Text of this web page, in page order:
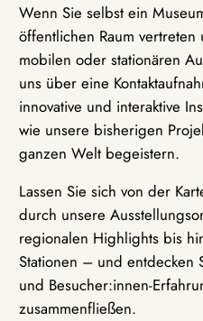
Wenn Sie selbst ein
öffentlichen Raum
mobilen oder stationären
uns über eine
innovative und interaktive
wie unsere bisherigen
ganzen Welt begeistern.
Lassen Sie sich von der
durch unsere
regionalen Highlights bis
Stationen – und entdecken
und Besucher:innen-
zusammenfließen.